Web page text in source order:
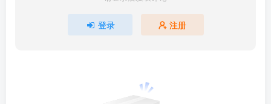
登录 注册